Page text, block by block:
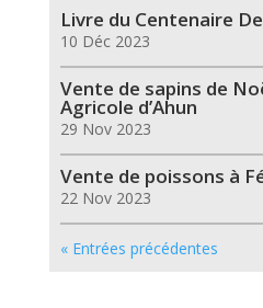
Livre du Centenaire
10 Déc 2023
Vente de sapins de
Agricole d’Ahun
29 Nov 2023
Vente de poissons à
22 Nov 2023
« Entrées précédentes